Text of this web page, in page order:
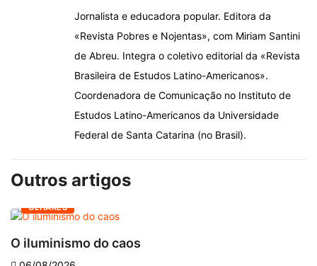
Jornalista e educadora popular. Editora da
«Revista Pobres e Nojentas», com Miriam Santini
de Abreu. Integra o coletivo editorial da «Revista
Brasileira de Estudos Latino-Americanos».
Coordenadora de Comunicação no Instituto de
Estudos Latino-Americanos da Universidade
Federal de Santa Catarina (no Brasil).
Outros artigos
OLHARES
O iluminismo do caos